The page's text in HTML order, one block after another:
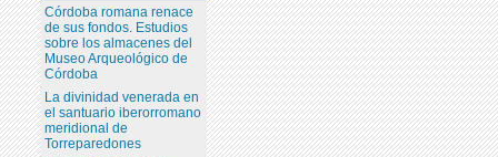
Córdoba romana renace
de sus fondos. Estudios
sobre los almacenes del
Museo Arqueológico de
Córdoba
La divinidad venerada en
el santuario iberorromano
meridional de
Torreparedones